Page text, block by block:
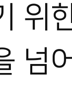
위
넘